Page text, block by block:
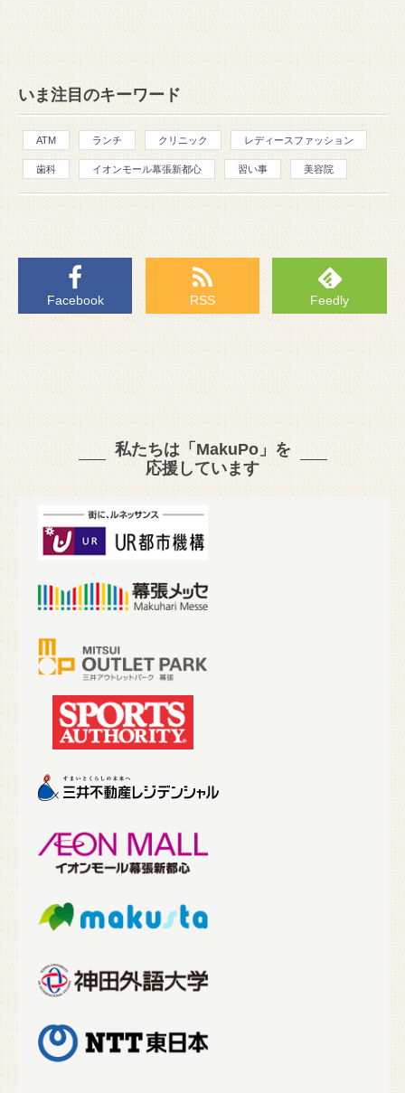
いま注目のキーワード
ATM ランチ クリニック レディースファッション
歯科 イオンモール幕張新都心 習い事 美容院
Facebook RSS Feedly
私たちは「MakuPo」を
応援しています